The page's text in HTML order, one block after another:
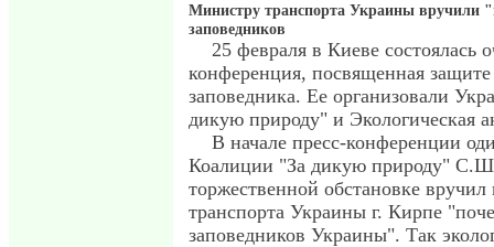
Министру транспорта Украины вручили
заповедников
25 февраля в Киеве состоялась
конференция, посвященная
заповедника. Ее организовали
дикую природу" и Экологическая
В начале пресс-конференции
Коалиции "За дикую природу"
торжественной обстановке
транспорта Украины г. Кирпе
заповедников Украины". Так